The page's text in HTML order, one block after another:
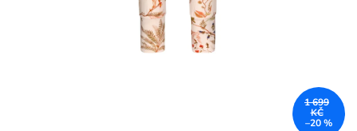
1 699
KČ
–20 %